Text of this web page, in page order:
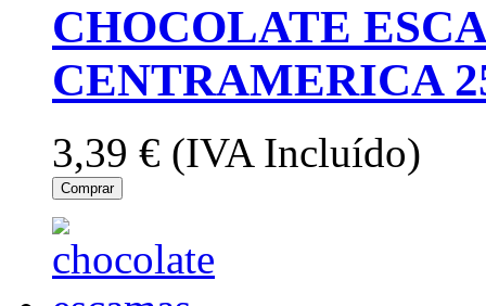
CHOCOLATE
CENTRAMERICA
3,39 € (IVA Incluído)
Comprar